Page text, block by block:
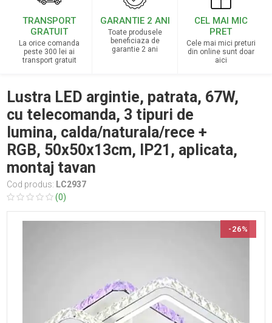
TRANSPORT
GRATUIT
La orice comanda
peste 300 lei ai
transport gratuit
GARANTIE 2 ANI
Toate produsele
beneficiaza de
garantie 2 ani
CEL MAI MIC
PRET
Cele mai mici preturi
din online sunt doar
aici
Lustra LED argintie, patrata, 67W,
cu telecomanda, 3 tipuri de
lumina, calda/naturala/rece +
RGB, 50x50x13cm, IP21, aplicata,
montaj tavan
Cod produs: LC2937
(0)
-26%